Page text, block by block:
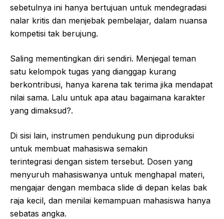
sebetulnya ini hanya bertujuan untuk mendegradasi
nalar kritis dan menjebak pembelajar, dalam nuansa
kompetisi tak berujung.
Saling mementingkan diri sendiri. Menjegal teman
satu kelompok tugas yang dianggap kurang
berkontribusi, hanya karena tak terima jika mendapat
nilai sama. Lalu untuk apa atau bagaimana karakter
yang dimaksud?.
Di sisi lain, instrumen pendukung pun diproduksi
untuk membuat mahasiswa semakin
terintegrasi dengan sistem tersebut. Dosen yang
menyuruh mahasiswanya untuk menghapal materi,
mengajar dengan membaca slide di depan kelas bak
raja kecil, dan menilai kemampuan mahasiswa hanya
sebatas angka.